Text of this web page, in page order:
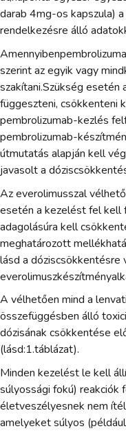
darab 4mg-os kapszula)
rendelkezésre álló
szerint az egyik vagy
szakítani.Szükség
függeszteni, csökkenteni
pembrolizumab-kezlés
pembrolizumab-
útmutatás alapján kell
javasolt a
Az everolimusszal
esetén a kezelést fel kell
adagolásúra kell
meghatározott
lásd a dóziscsökkentésre
A vélhetően mind a
összefüggésben álló
dózisának csökkentése
(lásd:1.táblázat).
Minden kezelést le kell
súlyossági fokú) reakciók
életveszélyesnek nem
amelyeket súlyos (például